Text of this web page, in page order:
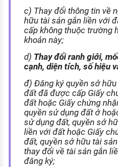
c) Thay đổi thông tin về
hữu tài sản gắn liền với
cấp không thuộc trường
khoản này;
d) Thay đổi ranh giới,
cạnh, diện tích, số hiệu
đ) Đăng ký quyền sở
đất đã được cấp Giấy
đất hoặc Giấy chứng
quyền sử dụng đất ở
sử dụng đất, quyền sở
liền với đất hoặc Giấy
đất, quyền sở hữu tài
thay đổi về tài sản gắn
đăng ký;